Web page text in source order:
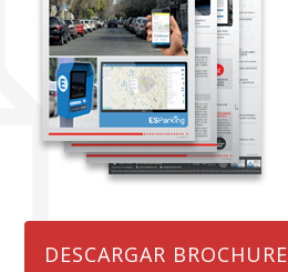
DESCARGAR BROCHURE